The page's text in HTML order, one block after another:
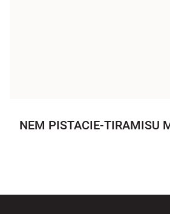
NEM PISTACIE-TIRAMISU